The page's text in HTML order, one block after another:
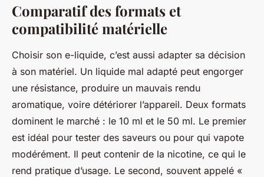
Comparatif des formats et
compatibilité matérielle
Choisir son e-liquide, c’est aussi adapter sa décision
à son matériel. Un liquide mal adapté peut engorger
une résistance, produire un mauvais rendu
aromatique, voire détériorer l’appareil. Deux formats
dominent le marché : le 10 ml et le 50 ml. Le premier
est idéal pour tester des saveurs ou pour qui vapote
modérément. Il peut contenir de la nicotine, ce qui le
rend pratique d’usage. Le second, souvent appelé «